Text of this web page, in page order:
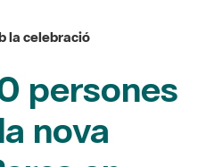
persones
nova
en
de